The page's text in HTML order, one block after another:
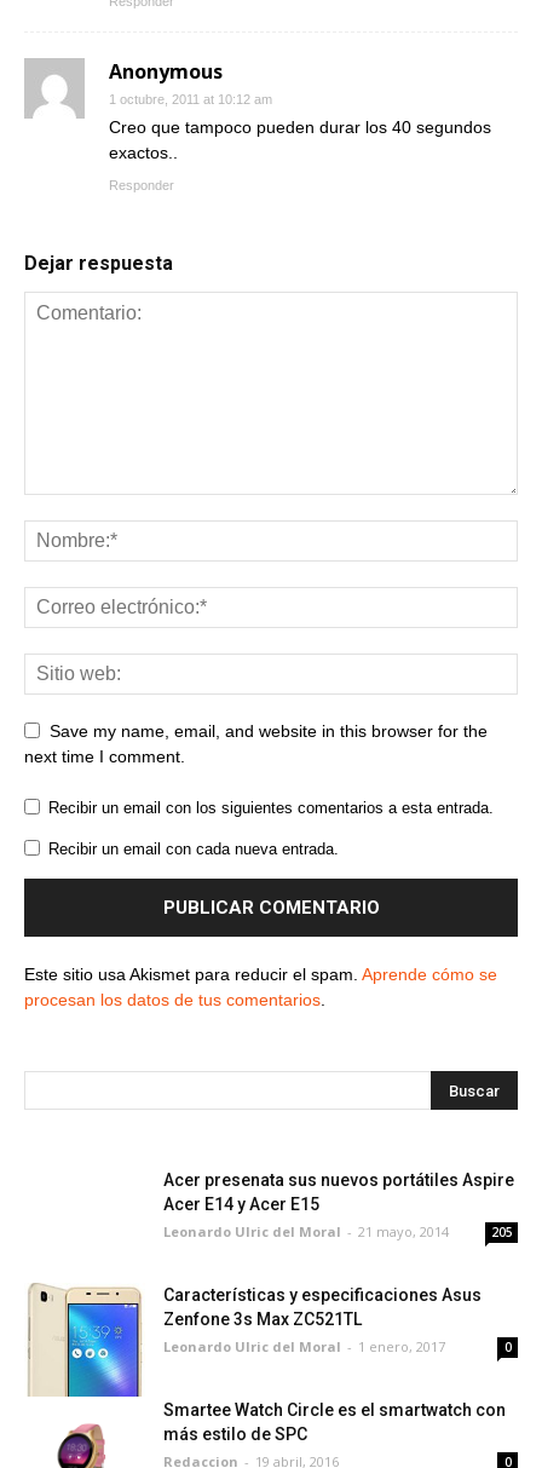
Anonymous
1 octubre, 2011 at 10:12 am
Creo que tampoco pueden durar los 40 segundos
exactos..
Responder
Dejar respuesta
Save my name, email, and website in this browser for the
next time I comment.
Recibir un email con los siguientes comentarios a esta entrada.
Recibir un email con cada nueva entrada.
Este sitio usa Akismet para reducir el spam. Aprende cómo se
procesan los datos de tus comentarios
Acer presenata sus nuevos portátiles Aspire
Acer E14 y Acer E15
Leonardo Ulric del Moral - 21 mayo, 2014 205
Características y especificaciones Asus
Zenfone 3s Max ZC521TL
Leonardo Ulric del Moral - 1 enero, 2017 0
Smartee Watch Circle es el smartwatch con
más estilo de SPC
Redaccion - 19 abril, 2016 0